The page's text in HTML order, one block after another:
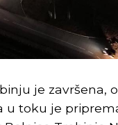
je završena,
toku je